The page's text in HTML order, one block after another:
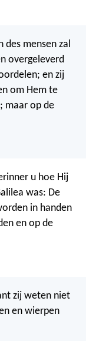
des mensen zal
overgeleverd
en zij
om Hem te
maar op de
u hoe Hij
was: De
in handen
en op de
zij weten niet
en wierpen